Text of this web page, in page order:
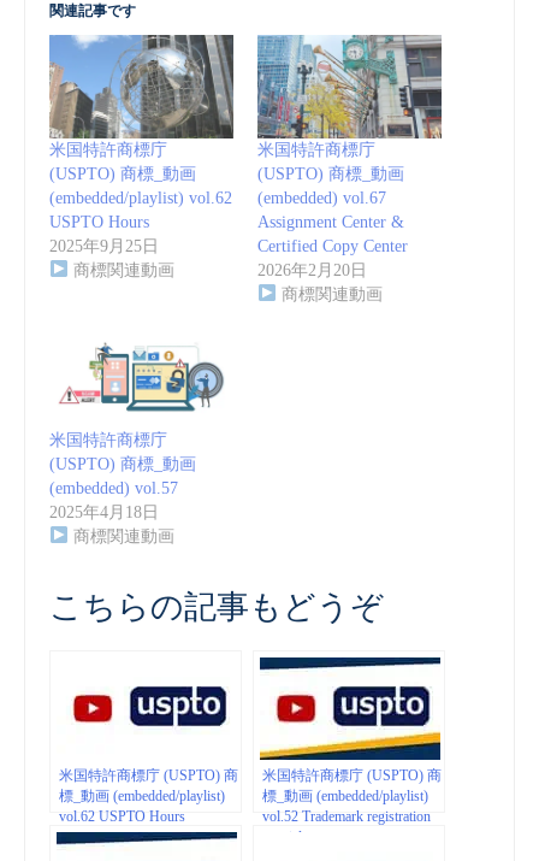
関連記事です
米国特許商標庁
(USPTO) 商標_動画
(embedded/playlist) vol.62
USPTO Hours
2025年9月25日
商標関連動画
米国特許商標庁
(USPTO) 商標_動画
(embedded) vol.67
Assignment Center &
Certified Copy Center
2026年2月20日
商標関連動画
米国特許商標庁
(USPTO) 商標_動画
(embedded) vol.57
2025年4月18日
商標関連動画
こちらの記事もどうぞ
米国特許商標庁 (USPTO) 商
標_動画 (embedded/playlist)
vol.62 USPTO Hours
米国特許商標庁 (USPTO) 商
標_動画 (embedded/playlist)
vol.52 Trademark registration
tutorials